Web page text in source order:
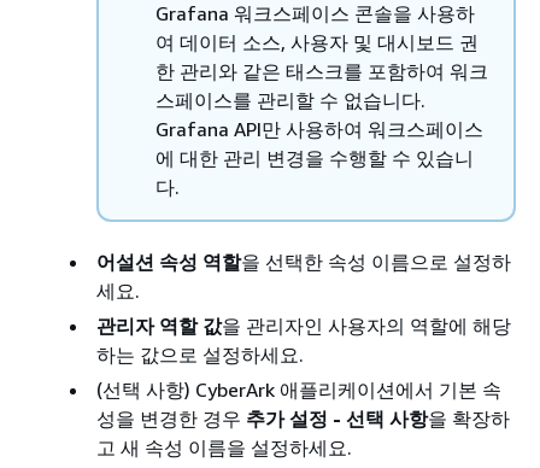
Grafana 워크스페이스 콘솔을 사용하
여 데이터 소스, 사용자 및 대시보드 권
한 관리와 같은 태스크를 포함하여 워크
스페이스를 관리할 수 없습니다.
Grafana API만 사용하여 워크스페이스
에 대한 관리 변경을 수행할 수 있습니
다.
어설션 속성 역할을 선택한 속성 이름으로 설정하
세요.
관리자 역할 값을 관리자인 사용자의 역할에 해당
하는 값으로 설정하세요.
(선택 사항) CyberArk 애플리케이션에서 기본 속
성을 변경한 경우 추가 설정 - 선택 사항을 확장하
고 새 속성 이름을 설정하세요.